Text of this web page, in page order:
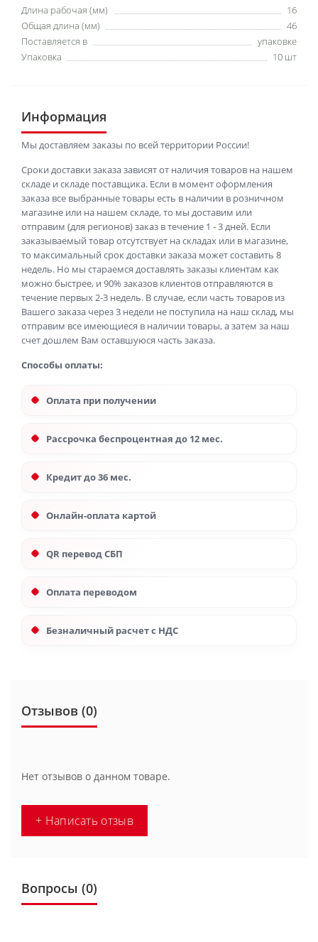
Длина рабочая (мм)
16
Общая длина (мм)
46
Поставляется в
упаковке
Упаковка
10 шт
Информация
Мы доставляем заказы по всей территории России!
Сроки доставки заказа зависят от наличия товаров на нашем
складе и складе поставщика. Если в момент оформления
заказа все выбранные товары есть в наличии в розничном
магазине или на нашем складе, то мы доставим или
отправим (для регионов) заказ в течение 1 - 3 дней. Если
заказываемый товар отсутствует на складах или в магазине,
то максимальный срок доставки заказа может составить 8
недель. Но мы стараемся доставлять заказы клиентам как
можно быстрее, и 90% заказов клиентов отправляются в
течение первых 2-3 недель. В случае, если часть товаров из
Вашего заказа через 3 недели не поступила на наш склад, мы
отправим все имеющиеся в наличии товары, а затем за наш
счет дошлем Вам оставшуюся часть заказа.
Способы оплаты:
Оплата при получении
Рассрочка беспроцентная до 12 мес.
Кредит до 36 мес.
Онлайн-оплата картой
QR перевод СБП
Оплата переводом
Безналичный расчет с НДС
Отзывов (0)
Нет отзывов о данном товаре.
+ Написать отзыв
Вопросы (0)